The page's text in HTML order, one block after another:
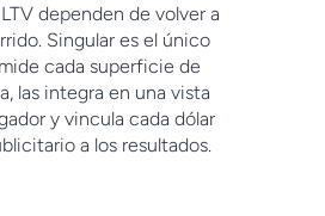
dependen de volver a
Singular es el único
cada superficie de
las integra en una vista
y vincula cada dólar
a los resultados.